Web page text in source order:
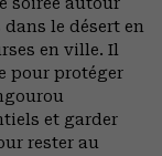
soirée autour
dans le désert en
en ville. Il
pour protéger
et garder
rester au